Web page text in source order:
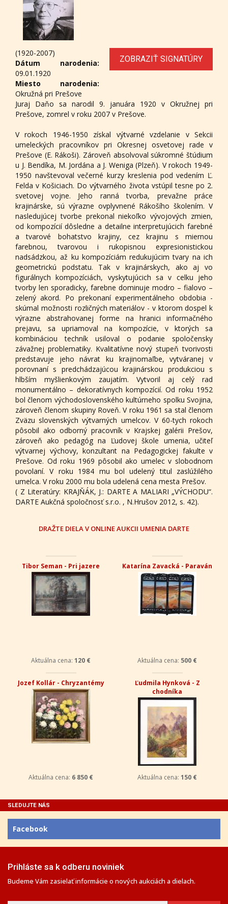
ZOBRAZIŤ SIGNATÚRY
(1920-2007)
Dátum narodenia:
09.01.1920
Miesto narodenia:
Okružná pri Prešove
Juraj Daňo sa narodil 9. januára 1920 v Okružnej pri
Prešove, zomrel v roku 2007 v Prešove.
V rokoch 1946-1950 získal výtvarné vzdelanie v Sekcii
umeleckých pracovníkov pri Okresnej osvetovej rade v
Prešove (E. Rákoši). Zároveň absolvoval súkromné štúdium
u J. Bendíka, M. Jordána a J. Weniga (Plzeň). V rokoch 1949-
1950 navštevoval večerné kurzy kreslenia pod vedením Ľ.
Felda v Košiciach. Do výtvarného života vstúpil tesne po 2.
svetovej vojne. Jeho ranná tvorba, prevažne práce
krajinárske, sú výrazne ovplyvnené Rákošího školením. V
nasledujúcej tvorbe prekonal niekoľko vývojových zmien,
od kompozícií dôsledne a detailne interpretujúcich farebné
a tvarové bohatstvo krajiny, cez krajinu s miernou
farebnou, tvarovou i rukopisnou expresionistickou
nadsádzkou, až ku kompozíciám redukujúcim tvary na ich
geometrickú podstatu. Tak v krajinárskych, ako aj vo
figurálnych kompozíciách, vyskytujúcich sa v celku jeho
tvorby len sporadicky, farebne dominuje modro – fialovo –
zelený akord. Po prekonaní experimentálneho obdobia -
skúmal možnosti rozličných materiálov - v ktorom dospel k
výrazne abstrahovanej forme na hranici informačného
prejavu, sa upriamoval na kompozície, v ktorých sa
kombináciou techník usiloval o podanie spoločensky
závažnej problematiky. Kvalitatívne nový stupeň tvorivosti
predstavuje jeho návrat ku krajinomaľbe, vytváranej v
porovnaní s predchádzajúcou krajinárskou produkciou s
hlbším myšlienkovým zaujatím. Vytvoril aj celý rad
monumentálno – dekoratívnych kompozícií. Od roku 1952
bol členom východoslovenského kultúrneho spolku Svojina,
zároveň členom skupiny Roveň. V roku 1961 sa stal členom
Zväzu slovenských výtvarných umelcov. V 60-tych rokoch
pôsobil ako odborný pracovník v Krajskej galérii Prešov,
zároveň ako pedagóg na Ľudovej škole umenia, učiteľ
výtvarnej výchovy, konzultant na Pedagogickej fakulte v
Prešove. Od roku 1969 pôsobil ako umelec v slobodnom
povolaní. V roku 1984 mu bol udelený titul zaslúžilého
umelca. V roku 2000 mu bola udelená cena mesta Prešov.
( Z Literatúry: KRAJŇÁK, J.: DARTE A MALIARI „VÝCHODU“.
DARTE Aukčná spoločnosť s.r.o. , N.Hrušov 2012, s. 42).
DRAŽTE DIELA V ONLINE AUKCII UMENIA DARTE
Tibor Seman - Pri jazere
Aktuálna cena: 120 €
Katarína Zavacká - Paraván
Aktuálna cena: 500 €
Jozef Kollár - Chryzantémy
Aktuálna cena: 6 850 €
Ľudmila Hynková - Z
chodníka
Aktuálna cena: 150 €
SLEDUJTE NÁS
Facebook
Prihláste sa k odberu noviniek
Budeme Vám zasielať informácie o nových aukciách a dielach.